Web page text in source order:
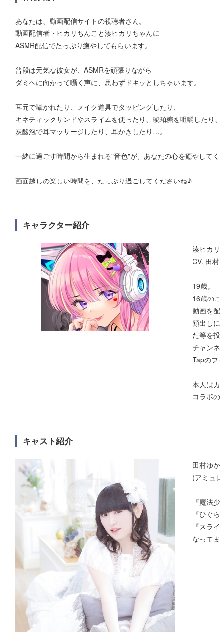
あなたは、動画配信サイトの視聴者さん。
動画配信者・ヒカリちんこと湊ヒカリちゃんに
ASMR配信でたっぷり癒やしてもらいます。
普段は元気な彼女が、ASMRを頑張りながら
ダミヘに向かって囁く声に、思わずドキッとしちゃいます。
耳元で囁かれたり、メイク道具でタッピングしたり、
キネティックサンドやスライムを使ったり、琥珀糖を咀嚼したり
炭酸泡で耳マッサージしたり、耳かきしたり…。
一緒に過ごす時間から生まれる"音色"が、あなたの心を癒やして
画面越しの楽しい時間を、たっぷり過ごしてくださいね♪
キャラクター紹介
湊ヒカリ
CV. 田
19歳。
16歳の
動画を
顔出し
た等を
チャン
Tapの
本人は
コラボ
キャスト紹介
田村ゆ
(アミュ
『魔法
『ひぐ
『スラ
なって